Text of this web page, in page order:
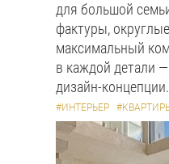
для большой
фактуры,
максимальный
в каждой детали
дизайн-концепции.
#ИНТЕРЬЕР